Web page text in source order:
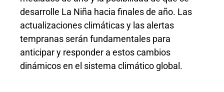
desarrolle La Niña hacia finales de año. Las
actualizaciones climáticas y las alertas
tempranas serán fundamentales para
anticipar y responder a estos cambios
dinámicos en el sistema climático global.